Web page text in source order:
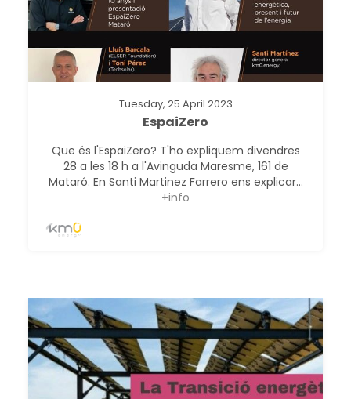
Tuesday, 25 April 2023
EspaiZero
Que és l'EspaiZero? T'ho expliquem divendres
28 a les 18 h a l'Avinguda Maresme, 161 de
Mataró. En Santi Martinez Farrero ens explicar...
+info